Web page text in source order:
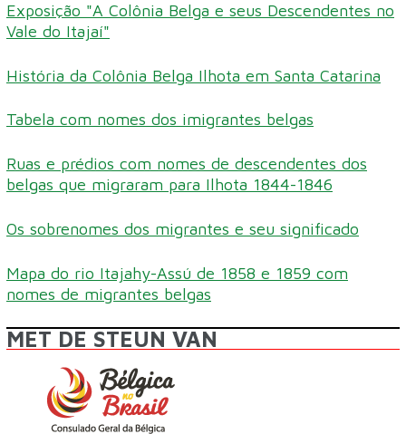
Exposição "A Colônia Belga e seus Descendentes no
Vale do Itajaí"
História da Colônia Belga Ilhota em Santa Catarina
Tabela com nomes dos imigrantes belgas
Ruas e prédios com nomes de descendentes dos
belgas que migraram para Ilhota 1844-1846
Os sobrenomes dos migrantes e seu significado
Mapa do rio Itajahy-Assú de 1858 e 1859 com
nomes de migrantes belgas
MET DE STEUN VAN